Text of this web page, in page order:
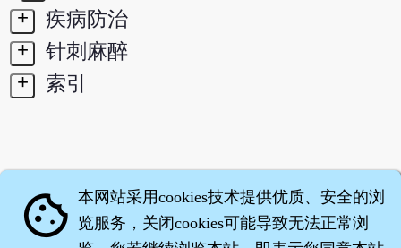
+
疾病防治
+
针刺麻醉
+
索引
cookie 本网站采用cookies技术提供优质、安全的浏
览服务，关闭cookies可能导致无法正常浏